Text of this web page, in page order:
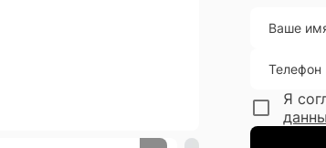
Ваше
Телефон
Я